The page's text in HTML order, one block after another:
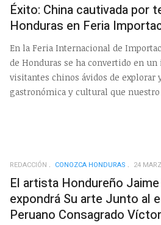
Éxito: China cautivada por
Honduras en Feria
En la Feria Internacional de
de Honduras se ha convertido en
visitantes chinos ávidos de explorar
gastronómica y cultural que
REDACCIÓN CONOZCA HONDURAS 24
El artista Hondureño
expondrá Su arte Junto al
Peruano Consagrado